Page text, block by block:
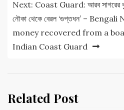
Next: Coast Guard: আরব সাগরের বুকে
নৌকা থেকে বেরল ‘গুপ্তধন’ –
money recovered from a
Indian Coast Guard
Related Post